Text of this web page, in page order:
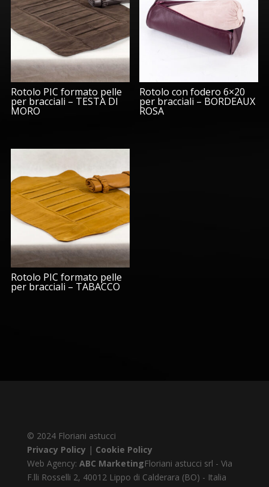
Rotolo PIC formato pelle
per bracciali – TESTA DI
MORO
Rotolo con fodero 6×20
per bracciali – BORDEAUX
ROSA
Rotolo PIC formato pelle
per bracciali – TABACCO
© 2024 Floriani astucci
Privacy Policy | Cookie Policy
Web Agency: ABC MarketingFloriani astucci srl - Via
F.lli Rosselli 2, 40012 Lippo di Calderara (BO) - Italia